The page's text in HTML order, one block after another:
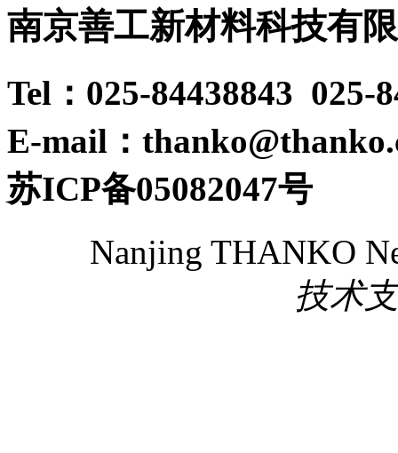
南京善工新材料科技有
Tel：025-84438843 025-
E-mail：
苏ICP备05082047号
Nanjing THANKO
技术